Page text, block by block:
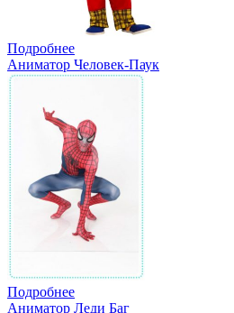
Подробнее
Аниматор Человек-Паук
Подробнее
Аниматор Леди Баг